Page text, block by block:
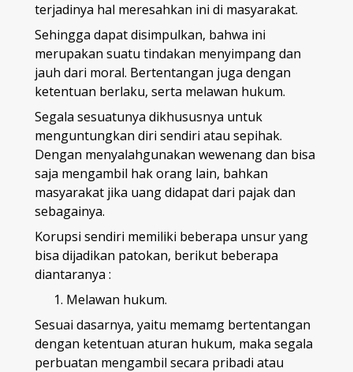
terjadinya hal meresahkan ini di masyarakat.
Sehingga dapat disimpulkan, bahwa ini
merupakan suatu tindakan menyimpang dan
jauh dari moral. Bertentangan juga dengan
ketentuan berlaku, serta melawan hukum.
Segala sesuatunya dikhususnya untuk
menguntungkan diri sendiri atau sepihak.
Dengan menyalahgunakan wewenang dan bisa
saja mengambil hak orang lain, bahkan
masyarakat jika uang didapat dari pajak dan
sebagainya.
Korupsi sendiri memiliki beberapa unsur yang
bisa dijadikan patokan, berikut beberapa
diantaranya :
Melawan hukum.
Sesuai dasarnya, yaitu memamg bertentangan
dengan ketentuan aturan hukum, maka segala
perbuatan mengambil secara pribadi atau